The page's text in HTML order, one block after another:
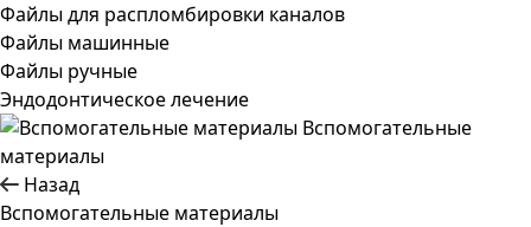
Файлы для распломбировки каналов
Файлы машинные
Файлы ручные
Эндодонтическое лечение
Вспомогательные
материалы
Назад
Вспомогательные материалы